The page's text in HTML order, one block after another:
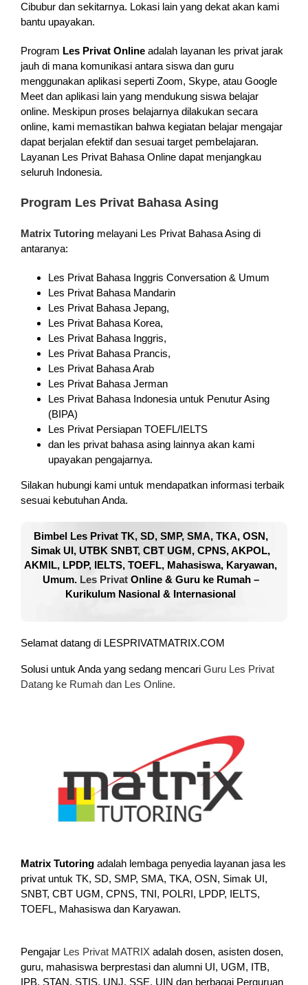
Cibubur dan sekitarnya. Lokasi lain yang dekat akan kami
bantu upayakan.
Program Les Privat Online adalah layanan les privat jarak
jauh di mana komunikasi antara siswa dan guru
menggunakan aplikasi seperti Zoom, Skype, atau Google
Meet dan aplikasi lain yang mendukung siswa belajar
online. Meskipun proses belajarnya dilakukan secara
online, kami memastikan bahwa kegiatan belajar mengajar
dapat berjalan efektif dan sesuai target pembelajaran.
Layanan Les Privat Bahasa Online dapat menjangkau
seluruh Indonesia.
Program Les Privat Bahasa Asing
Matrix Tutoring melayani Les Privat Bahasa Asing di
antaranya:
Les Privat Bahasa Inggris Conversation & Umum
Les Privat Bahasa Mandarin
Les Privat Bahasa Jepang,
Les Privat Bahasa Korea,
Les Privat Bahasa Inggris,
Les Privat Bahasa Prancis,
Les Privat Bahasa Arab
Les Privat Bahasa Jerman
Les Privat Bahasa Indonesia untuk Penutur Asing
(BIPA)
Les Privat Persiapan TOEFL/IELTS
dan les privat bahasa asing lainnya akan kami
upayakan pengajarnya.
Silakan hubungi kami untuk mendapatkan informasi terbaik
sesuai kebutuhan Anda.
Bimbel Les Privat TK, SD, SMP, SMA, TKA, OSN,
Simak UI, UTBK SNBT, CBT UGM, CPNS, AKPOL,
AKMIL, LPDP, IELTS, TOEFL, Mahasiswa, Karyawan,
Umum. Les PrivatOnline & Guru ke Rumah –
Kurikulum Nasional & Internasional
Selamat datang di LESPRIVATMATRIX.COM
Solusi untuk Anda yang sedang mencari Guru Les Privat
Datang ke Rumah dan Les Online.
Matrix Tutoring adalah lembaga penyedia layanan jasa les
privat untuk TK, SD, SMP, SMA, TKA, OSN, Simak UI,
SNBT, CBT UGM, CPNS, TNI, POLRI, LPDP, IELTS,
TOEFL, Mahasiswa dan Karyawan.
Pengajar Les Privat MATRIXadalah dosen, asisten dosen,
guru, mahasiswa berprestasi dan alumni UI, UGM, ITB,
IPB, STAN, STIS, UNJ, SSE, UIN dan berbagai Perguruan